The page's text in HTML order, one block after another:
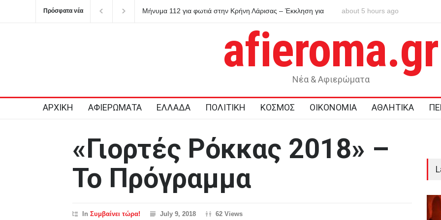
Πρόσφατα νέα
Μήνυμα 112 για φωτιά στην Κρήνη Λάρισας – Έκκληση για
Τζέιμς Γκρέι: Ό,τι είναι
about 5 hours ago
afieroma.gr
Νέα & Αφιερώματα
ΑΡΧΙΚΗ ΑΦΙΕΡΩΜΑΤΑ ΕΛΛΑΔΑ ΠΟΛΙΤΙΚΗ ΚΟΣΜΟΣ ΟΙΚΟΝΟΜΙΑ ΑΘΛΗΤΙΚΑ
«Γιορτές Ρόκκας 2018» –
Το Πρόγραμμα
In Συμβαίνει τώρα! July 9, 2018 62 Views